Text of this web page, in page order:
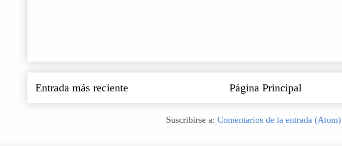
Entrada más reciente Página Principal
Suscribirse a: Comentarios de la entrada (Atom)